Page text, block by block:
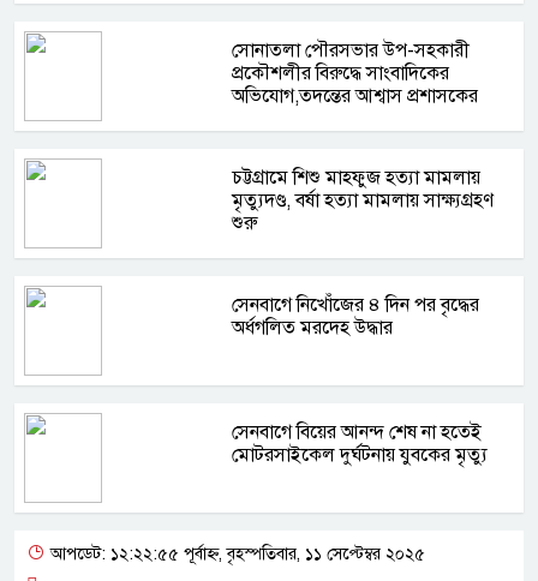
সোনাতলা পৌরসভার উপ-সহকারী
প্রকৌশলীর বিরুদ্ধে সাংবাদিকের
অভিযোগ,তদন্তের আশ্বাস প্রশাসকের
চট্টগ্রামে শিশু মাহফুজ হত্যা মামলায়
মৃত্যুদণ্ড, বর্ষা হত্যা মামলায় সাক্ষ্যগ্রহণ
শুরু
সেনবাগে নিখোঁজের ৪ দিন পর বৃদ্ধের
অর্ধগলিত মরদেহ উদ্ধার
সেনবাগে বিয়ের আনন্দ শেষ না হতেই
মোটরসাইকেল দুর্ঘটনায় যুবকের মৃত্যু
আপডেট: ১২:২২:৫৫ পূর্বাহ্ন, বৃহস্পতিবার, ১১ সেপ্টেম্বর ২০২৫